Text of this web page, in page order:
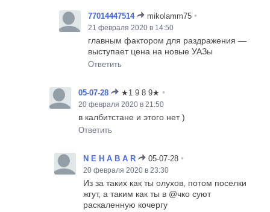
77014447514 mikolamm75 •
21 февраля 2020 в 14:50
главным фактором для раздражения —
выступает цена на новые УАЗы
Ответить
05-07-28 ★1 9 8 9★ •
20 февраля 2020 в 21:50
в калбитстане и этого нет )
Ответить
N E H A B A R 05-07-28 •
20 февраля 2020 в 23:30
Из за таких как ты олухов, потом поселки
жгут, а таким как ты в @чко суют
раскаленную кочергу